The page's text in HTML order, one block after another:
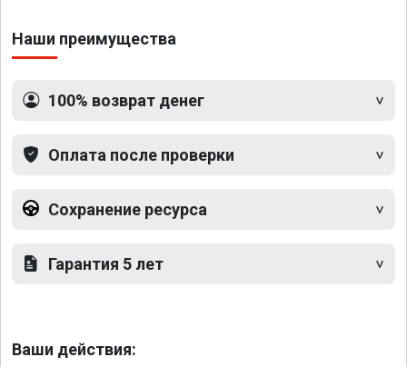
Наши преимущества
100% возврат денег
Оплата после проверки
Сохранение ресурса
Гарантия 5 лет
Ваши действия: